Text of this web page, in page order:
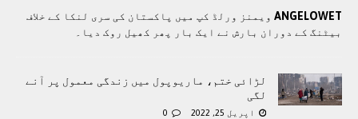
ANGELOWET ویمنز ورلڈ کپ میں پاکستان کی سری لنکا کے خلاف
بیٹنگ کے دوران بارش نے ایک بار پھر کھیل روک دیا۔
لڑائی ختم، ماریوپول میں زندگی معمول پر آنے
لگی
اپریل 25, 2022 0